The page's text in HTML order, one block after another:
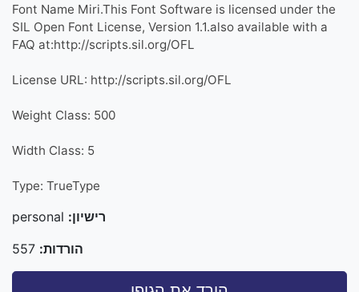
Font Name Miri.This Font Software is licensed under the
SIL Open Font License, Version 1.1.also available with a
FAQ at:http://scripts.sil.org/OFL
License URL: http://scripts.sil.org/OFL
Weight Class: 500
Width Class: 5
Type: TrueType
רישיון:
הורדות: